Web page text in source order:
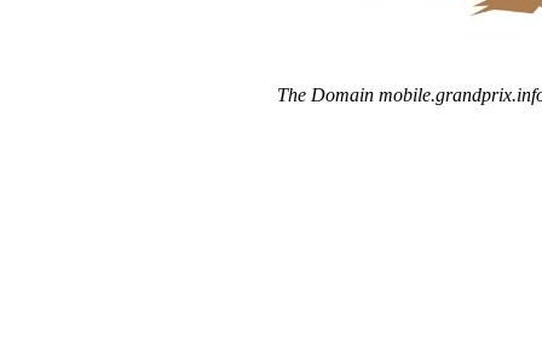
The Domain